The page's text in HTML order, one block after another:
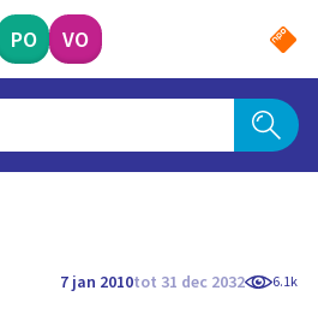
PO VO
7 jan 2010tot 31 dec 2032 6.1k